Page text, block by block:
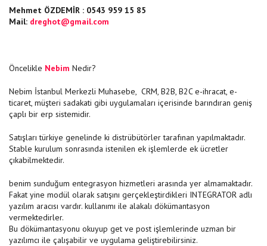
Mehmet ÖZDEMİR : 0543 959 15 85
Mail: dreghot@gmail.com
Öncelikle Nebim Nedir?
Nebim İstanbul Merkezli Muhasebe, CRM, B2B, B2C e-ihracat, e-
ticaret, müşteri sadakati gibi uygulamaları içerisinde barındıran geniş
çaplı bir erp sistemidir.
Satışları türkiye genelinde ki distrübütörler tarafınan yapılmaktadır.
Stable kurulum sonrasında istenilen ek işlemlerde ek ücretler
çıkabilmektedir.
benim sunduğum entegrasyon hizmetleri arasında yer almamaktadır.
Fakat yine modül olarak satışını gerçekleştirdikleri INTEGRATOR adlı
yazılım aracısı vardır. kullanımı ile alakalı dökümantasyon
vermektedirler.
Bu dökümantasyonu okuyup get ve post işlemlerinde uzman bir
yazılımcı ile çalışabilir ve uygulama geliştirebilirsiniz.